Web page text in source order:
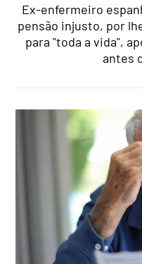
Ex-enfermeiro
pensão injusto, por
para "toda a vida",
antes